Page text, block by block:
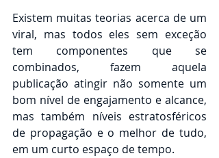
Existem muitas teorias acerca de um
viral, mas todos eles sem exceção
tem componentes que se
combinados, fazem aquela
publicação atingir não somente um
bom nível de engajamento e alcance,
mas também níveis estratosféricos
de propagação e o melhor de tudo,
em um curto espaço de tempo.